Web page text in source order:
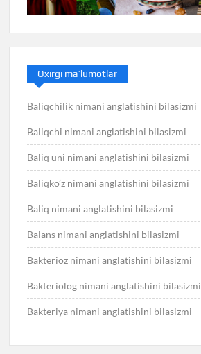
Oxirgi ma’lumotlar
Baliqchilik nimani anglatishini bilasizmi
Baliqchi nimani anglatishini bilasizmi
Baliq uni nimani anglatishini bilasizmi
Baliqko’z nimani anglatishini bilasizmi
Baliq nimani anglatishini bilasizmi
Balans nimani anglatishini bilasizmi
Bakterioz nimani anglatishini bilasizmi
Bakteriolog nimani anglatishini bilasizmi
Bakteriya nimani anglatishini bilasizmi